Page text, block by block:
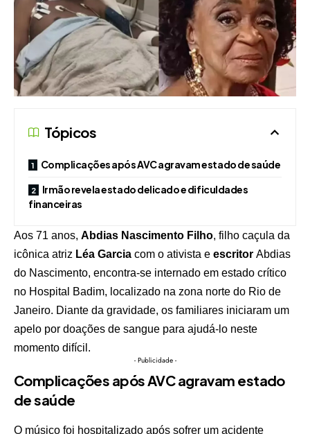
Tópicos
Complicações após AVC agravam estado de saúde
Irmão revela estado delicado e dificuldades
financeiras
Aos 71 anos, Abdias Nascimento Filho, filho caçula da
icônica atriz Léa Garcia com o ativista e escritor Abdias
do Nascimento, encontra-se internado em estado crítico
no Hospital Badim, localizado na zona norte do Rio de
Janeiro. Diante da gravidade, os familiares iniciaram um
apelo por doações de sangue para ajudá-lo neste
momento difícil.
- Publicidade -
Complicações após AVC agravam estado
de saúde
O músico foi hospitalizado após sofrer um acidente